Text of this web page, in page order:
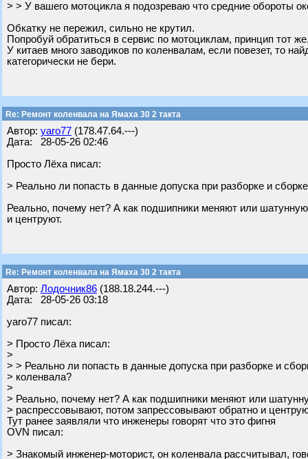
> > У вашего мотоцикла я подозреваю что средние обороты
Обкатку не пережил, сильно не крутил.
Попробуй обратиться в сервис по мотоциклам, принцип тот
У китаев много заводиков по коленвалам, если повезет, то
категорически не бери.
Re: Ремонт коленвала на Ямаха 30 2 такта
Автор: yaro77 (178.47.64.---)
Дата: 28-05-26 02:46
Просто Лёха писал:
> Реально ли попасть в данные допуска при разборке и
Реально, почему нет? А как подшипники меняют или
и центруют.
Re: Ремонт коленвала на Ямаха 30 2 такта
Автор: Лодочник86 (188.18.244.---)
Дата: 28-05-26 03:18
yaro77 писал:
> Просто Лёха писал:
>
> > Реально ли попасть в данные допуска при разборке и
> коленвала?
>
> Реально, почему нет? А как подшипники меняют или
> распрессовывают, потом запрессовывают обратно и
Тут ранее заявляли что инженеры говорят что это фигня
OVN писал:
> Знакомый инженер-моторист, он коленвала рассчитывал,